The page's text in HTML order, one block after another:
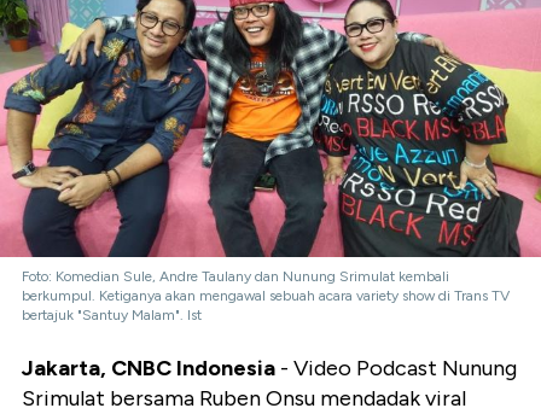
Foto: Komedian Sule, Andre Taulany dan Nunung Srimulat kembali
berkumpul. Ketiganya akan mengawal sebuah acara variety show di Trans TV
bertajuk "Santuy Malam". Ist
Jakarta, CNBC Indonesia - Video Podcast Nunung
Srimulat bersama Ruben Onsu mendadak viral